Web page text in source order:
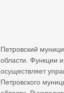
Петровский
области. Функции
осуществляет
Петровского